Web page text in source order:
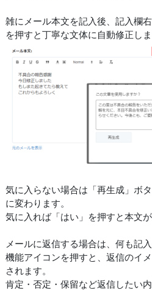
雑にメール本文を記入後、記入欄
を押すと丁寧な文体に自動修正しま
気に入らない場合は「再生成」ボ
に変わります。
気に入れば「はい」を押すと本文が
メールに返信する場合は、何も記
機能アイコンを押すと、返信のイ
されます。
肯定・否定・保留など返信したい